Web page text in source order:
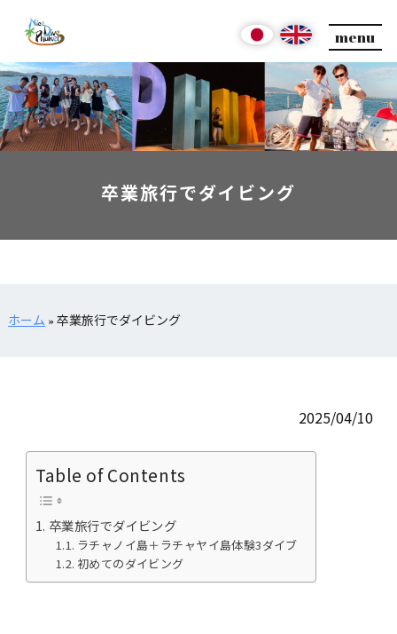
menu
卒業旅行でダイビング
ホーム » 卒業旅行でダイビング
2025/04/10
Table of Contents
卒業旅行でダイビング
ラチャノイ島＋ラチャヤイ島体験3ダイブ
初めてのダイビング